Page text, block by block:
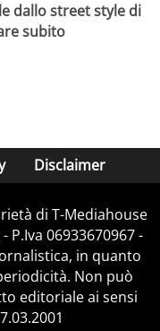
dallo street style di
subito
Disclaimer
di T-Mediahouse
P.Iva 06933670967 -
in quanto
Non può
editoriale ai sensi